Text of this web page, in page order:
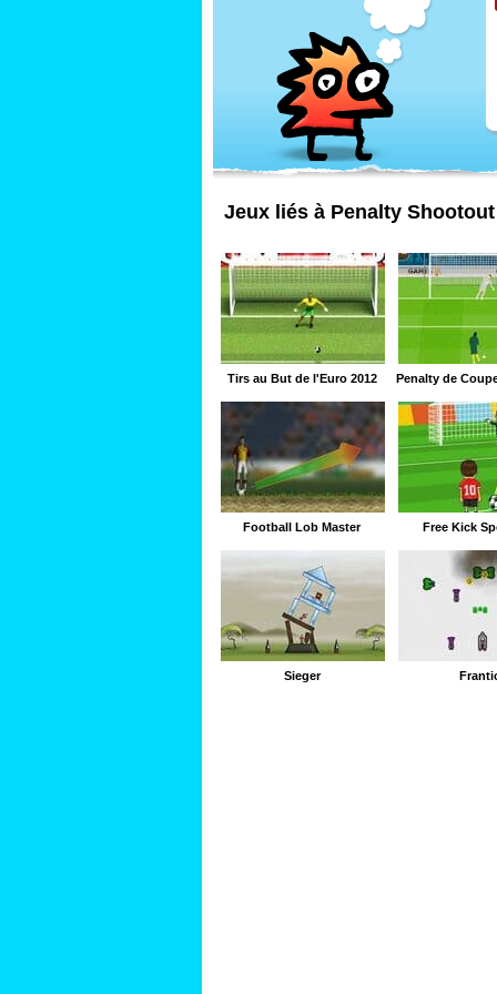
Jeux liés à Penalty Shootout
Tirs au But de l'Euro 2012
Football Lob Master Free Kick
Sieger